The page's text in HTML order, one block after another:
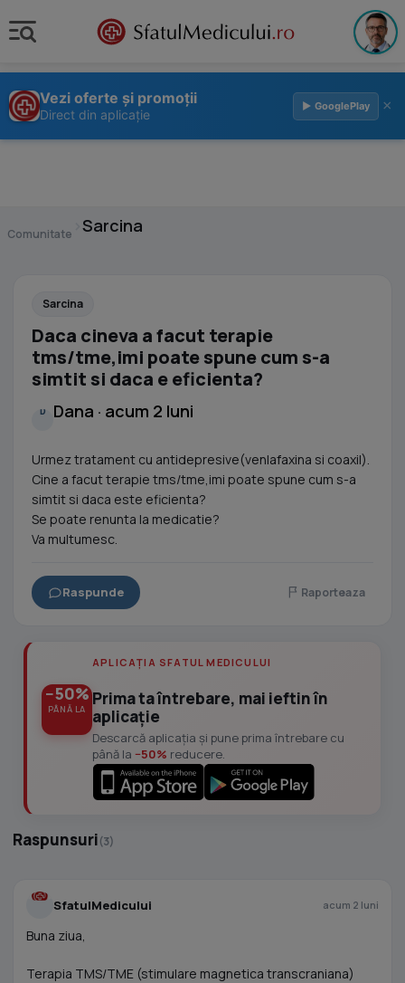
Vezi oferte și promoții
Direct din aplicație
▶ GooglePlay ×
Comunitate Sarcina
Sarcina
Daca cineva a facut terapie
tms/tme,imi poate spune cum s-a
simtit si daca e eficienta?
D Dana · acum 2 luni
Urmez tratament cu antidepresive(venlafaxina si coaxil).
Cine a facut terapie tms/tme,imi poate spune cum s-a
simtit si daca este eficienta?
Se poate renunta la medicatie?
Va multumesc.
Raspunde Raporteaza
−50%
PÂNĂ LA
APLICAȚIA SFATUL MEDICULUI
Prima ta întrebare, mai ieftin în
aplicație
Descarcă aplicația și pune prima întrebare cu
până la −50% reducere.
Raspunsuri(3)
SfatulMedicului acum 2 luni
Buna ziua,
Terapia TMS/TME (stimulare magnetica transcraniana)